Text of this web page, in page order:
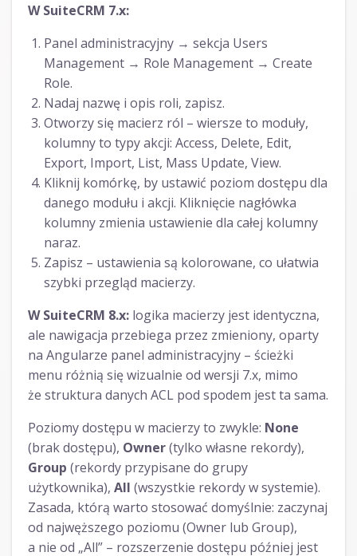
W SuiteCRM 7.x:
Panel administracyjny → sekcja Users
Management → Role Management → Create
Role.
Nadaj nazwę i opis roli, zapisz.
Otworzy się macierz ról – wiersze to moduły,
kolumny to typy akcji: Access, Delete, Edit,
Export, Import, List, Mass Update, View.
Kliknij komórkę, by ustawić poziom dostępu dla
danego modułu i akcji. Kliknięcie nagłówka
kolumny zmienia ustawienie dla całej kolumny
naraz.
Zapisz – ustawienia są kolorowane, co ułatwia
szybki przegląd macierzy.
W SuiteCRM 8.x: logika macierzy jest identyczna,
ale nawigacja przebiega przez zmieniony, oparty
na Angularze panel administracyjny – ścieżki
menu różnią się wizualnie od wersji 7.x, mimo
że struktura danych ACL pod spodem jest ta sama.
Poziomy dostępu w macierzy to zwykle: None
(brak dostępu), Owner(tylko własne rekordy),
Group (rekordy przypisane do grupy
użytkownika), All (wszystkie rekordy w systemie).
Zasada, którą warto stosować domyślnie: zaczynaj
od najwęższego poziomu (Owner lub Group),
a nie od „All” – rozszerzenie dostępu później jest